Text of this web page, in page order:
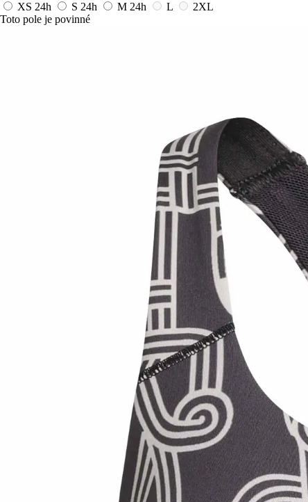
XS 24h S 24h M 24h L
2XL
Toto pole je povinné